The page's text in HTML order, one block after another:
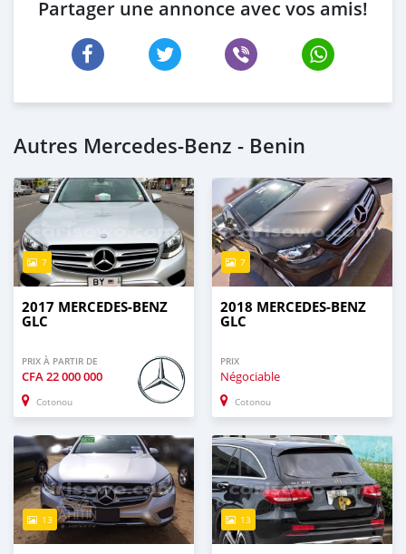
Partager une annonce avec vos amis!
Autres Mercedes-Benz - Benin
7
2017 MERCEDES-BENZ
GLC
PRIX À PARTIR DE
CFA22 000 000
Cotonou
7
2018 MERCEDES-BENZ
GLC
PRIX
Négociable
Cotonou
13 13